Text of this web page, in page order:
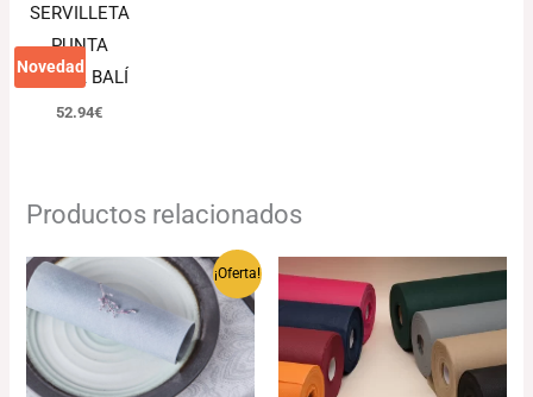
Novedad
SERVILLETA
PUNTA
PUNTA BALÍ
52.94€
Productos relacionados
¡Oferta!
Rango
de
precios:
desde
116.80€
hasta
137.95€
precios:
27.26€
hasta
32.69€